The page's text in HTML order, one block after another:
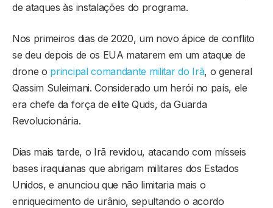
de ataques às instalações do programa.
Nos primeiros dias de 2020, um novo ápice de conflito
se deu depois de os EUA matarem em um ataque de
drone o principal comandante militar do Irã, o general
Qassim Suleimani. Considerado um herói no país, ele
era chefe da força de elite Quds, da Guarda
Revolucionária.
Dias mais tarde, o Irã revidou, atacando com mísseis
bases iraquianas que abrigam militares dos Estados
Unidos, e anunciou que não limitaria mais o
enriquecimento de urânio, sepultando o acordo